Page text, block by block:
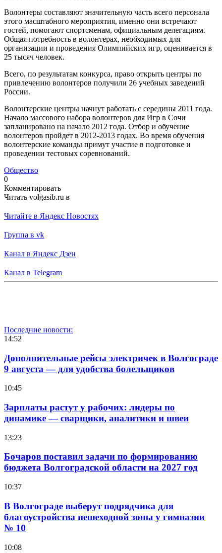
Волонтеры составляют значительную часть всего персонала
этого масштабного мероприятия, именно они встречают
гостей, помогают спортсменам, официальным делегациям.
Общая потребность в волонтерах, необходимых для
организации и проведения Олимпийских игр, оценивается в
25 тысяч человек.
Всего, по результатам конкурса, право открыть центры по
привлечению волонтеров получили 26 учебных заведений
России.
Волонтерские центры начнут работать с середины 2011 года.
Начало массового набора волонтеров для Игр в Сочи
запланировано на начало 2012 года. Отбор и обучение
волонтеров пройдет в 2012-2013 годах. Во время обучения
волонтерские команды примут участие в подготовке и
проведении тестовых соревнований.
Общество
0
Комментировать
Читать volgasib.ru в
Читайте в Яндекс Новостях
Группа в vk
Канал в Яндекс Дзен
Канал в Telegram
Последние новости:
14:52
Дополнительные рейсы электричек в Волгограде
9 августа — для удобства болельщиков
10:45
Зарплаты растут у рабочих: лидеры по
динамике — сварщики, аналитики и швеи
13:23
Бочаров поставил задачи по формированию
бюджета Волгоградской области на 2027 год
10:37
В Волгограде выберут подрядчика для
благоустройства пешеходной зоны у гимназии
№ 10
10:08